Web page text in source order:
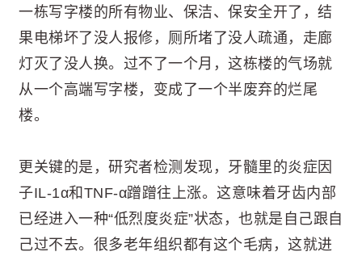
一栋写字楼的所有物业、保洁、保安全开了，结
果电梯坏了没人报修，厕所堵了没人疏通，走廊
灯灭了没人换。过不了一个月，这栋楼的气场就
从一个高端写字楼，变成了一个半废弃的烂尾
楼。
更关键的是，研究者检测发现，牙髓里的炎症因
子IL-1α和TNF-α蹭蹭往上涨。这意味着牙齿内部
已经进入一种“低烈度炎症”状态，也就是自己跟自
己过不去。很多老年组织都有这个毛病，这就进